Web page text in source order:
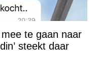
te gaan naar
steekt daar